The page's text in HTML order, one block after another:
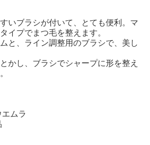
いブラシが付いて、とても便利。マ
イプでまつ毛を整えます。
と、ライン調整用のブラシで、美し
かし、ブラシでシャープに形を整え
ムラ